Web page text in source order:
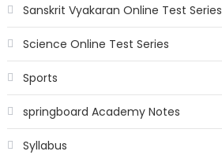
Sanskrit Vyakaran Online Test Series
Science Online Test Series
Sports
springboard Academy Notes
Syllabus